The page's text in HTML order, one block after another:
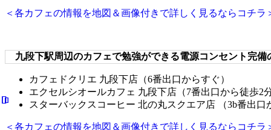
＜各カフェの情報を地図＆画像付きで詳しく見るならコチラ
九段下駅周辺のカフェで勉強ができる電源コンセント完備
カフェドクリエ 九段下店（6番出口からすぐ）
エクセルシオールカフェ 九段下店（7番出口から徒歩2分
スターバックスコーヒー 北の丸スクエア店 （3b番出口
＜各カフェの情報を地図＆画像付きで詳しく見るならコチラ